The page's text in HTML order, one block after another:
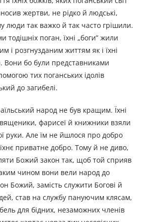
жертви, не рідко й людські,
люди так важко й так часто грішили.
тодішніх поган, їхні „боги” жили
і розгнузданим життям як і їхні
Вони бо були представниками
тих поганських ідолів
до загибелі.
народ не був кращим. Їхні
фарисеї й книжники взяли
руки. Але їм не йшлося про добро
приватне добро. Тому й не диво,
Божий закон так, щоб той сприяв
чином вони вели народ до
Божий, замість служити Богові й
став на службу пануючим клясам,
для бідних, незаможних членів